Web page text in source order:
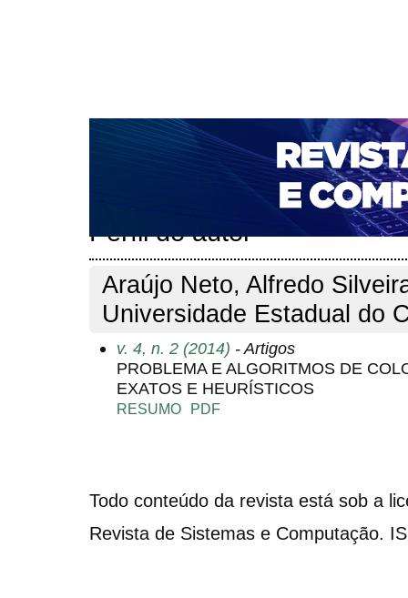
CAPA SOBRE ACESSO CADASTRO
NOTÍCIAS
PORTAL DE REVISTAS DA UNIFACS
PARA AVALIADORES
NOVA SUBMISSÃO
Perfil do autor
Araújo Neto, Alfredo
Universidade Estadual do
v. 4, n. 2 (2014) - Artigos
PROBLEMA E ALGORITMOS DE
EXATOS E HEURÍSTICOS
RESUMO PDF
Todo conteúdo da revista está sob a
Revista de Sistemas e Computação.